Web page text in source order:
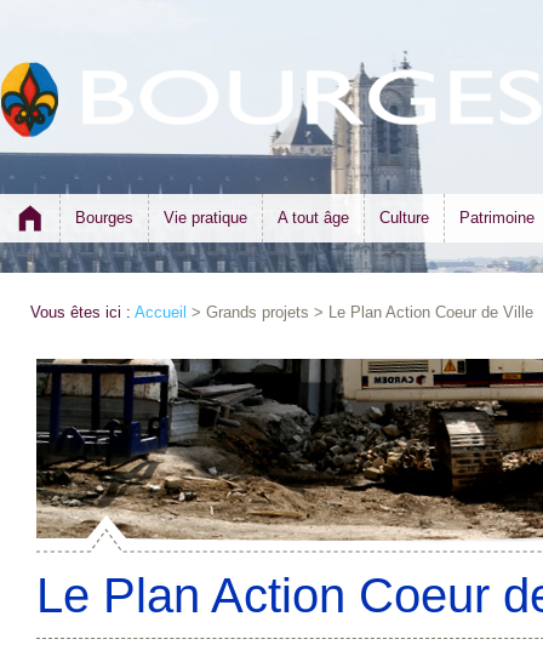
Bourges Vie pratique A tout âge Culture Patrimoine
Vous êtes ici : Accueil > Grands projets > Le Plan Action Coeur de Ville
Le Plan Action Coeur